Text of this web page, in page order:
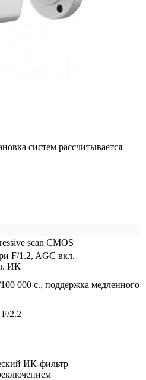
систем рассчитывается
scan CMOS
F/1.2, AGC вкл.
ИК
000 с., поддержка медленного
2.2
ИК-фильтр